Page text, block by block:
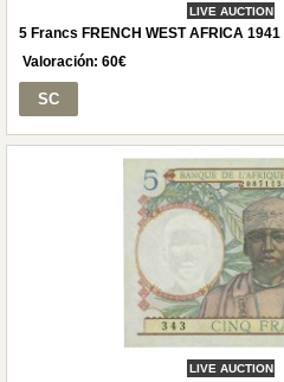
LIVE AUCTION
5 Francs FRENCH WEST AFRICA 1941
Valoración: 60€
SC
LIVE AUCTION